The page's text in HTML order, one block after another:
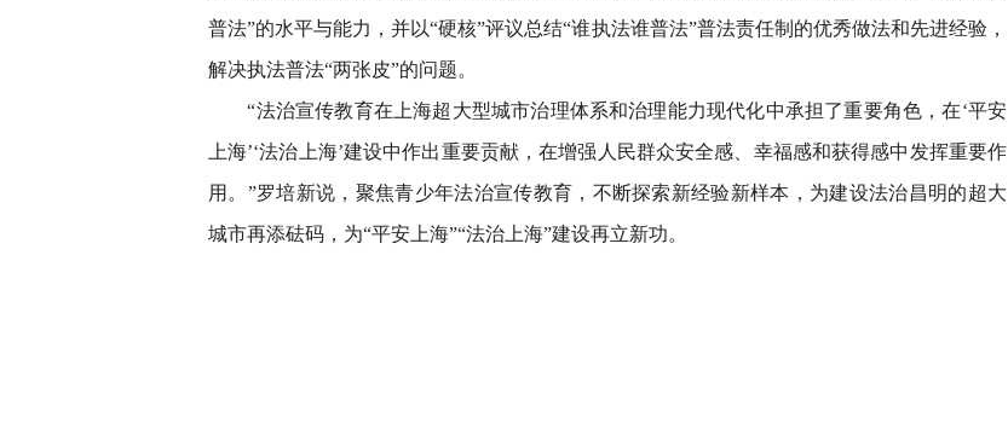
普法”的水平与能力，并以“硬核”评议总结“谁执法谁普法”普法责任制的优秀做法和先进经验，
解决执法普法“两张皮”的问题。
“法治宣传教育在上海超大型城市治理体系和治理能力现代化中承担了重要角色，在‘平安
上海’‘法治上海’建设中作出重要贡献，在增强人民群众安全感、幸福感和获得感中发挥重要作
用。”罗培新说，聚焦青少年法治宣传教育，不断探索新经验新样本，为建设法治昌明的超大
城市再添砝码，为“平安上海”“法治上海”建设再立新功。